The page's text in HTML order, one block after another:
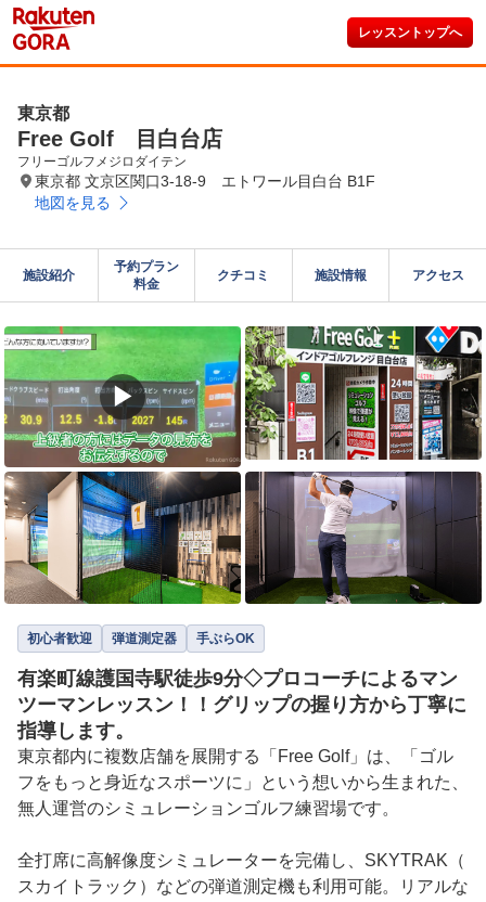
レッスントップへ
東京都
Free Golf 目白台店
フリーゴルフメジロダイテン
東京都 文京区関口3-18-9 エトワール目白台 B1F
地図を見る
施設紹介
予約プラン
料金
クチコミ 施設情報 アクセス
▶
初心者歓迎 弾道測定器 手ぶらOK
有楽町線護国寺駅徒歩9分◇プロコーチによるマン
ツーマンレッスン！！グリップの握り方から丁寧に
指導します。
東京都内に複数店舗を展開する「Free Golf」は、「ゴル
フをもっと身近なスポーツに」という想いから生まれた、
無人運営のシミュレーションゴルフ練習場です。
全打席に高解像度シミュレーターを完備し、SKYTRAK（
スカイトラック）などの弾道測定機も利用可能。リアルな